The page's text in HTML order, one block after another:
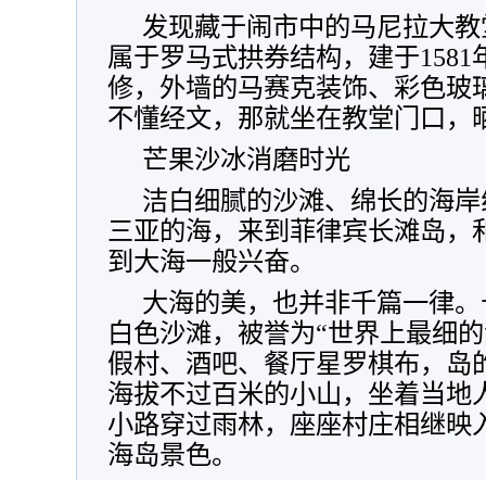
发现藏于闹市中的马尼拉大
属于罗马式拱券结构，建于
修，外墙的马赛克装饰、彩色玻
不懂经文，那就坐在教堂门口
芒果沙冰消磨时光
洁白细腻的沙滩、绵长的海
三亚的海，来到菲律宾长滩岛，
到大海一般兴奋。
大海的美，也并非千篇一律
白色沙滩，被誉为“世界上最细
假村、酒吧、餐厅星罗棋布，岛
海拔不过百米的小山，坐着当地
小路穿过雨林，座座村庄相继映
海岛景色。